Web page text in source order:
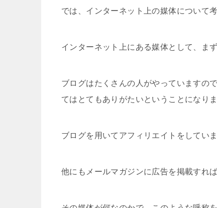
では、インターネット上の媒体について
インターネット上にある媒体として、ま
ブログはたくさんの人がやっていますの
てはとてもありがたいということになりま
ブログを用いてアフィリエイトをしてい
他にもメールマガジンに広告を掲載すれ